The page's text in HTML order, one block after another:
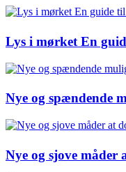
Lys i mørket En
Nye og spændende
Nye og sjove måder